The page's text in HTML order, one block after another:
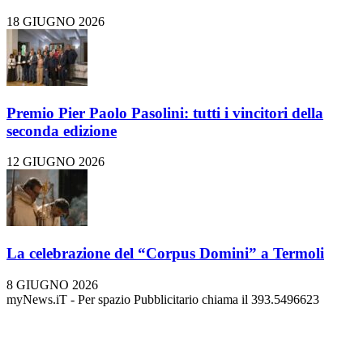
18 GIUGNO 2026
Premio Pier Paolo Pasolini: tutti i vincitori della
seconda edizione
12 GIUGNO 2026
La celebrazione del “Corpus Domini” a Termoli
8 GIUGNO 2026
myNews.iT - Per spazio Pubblicitario chiama il 393.5496623